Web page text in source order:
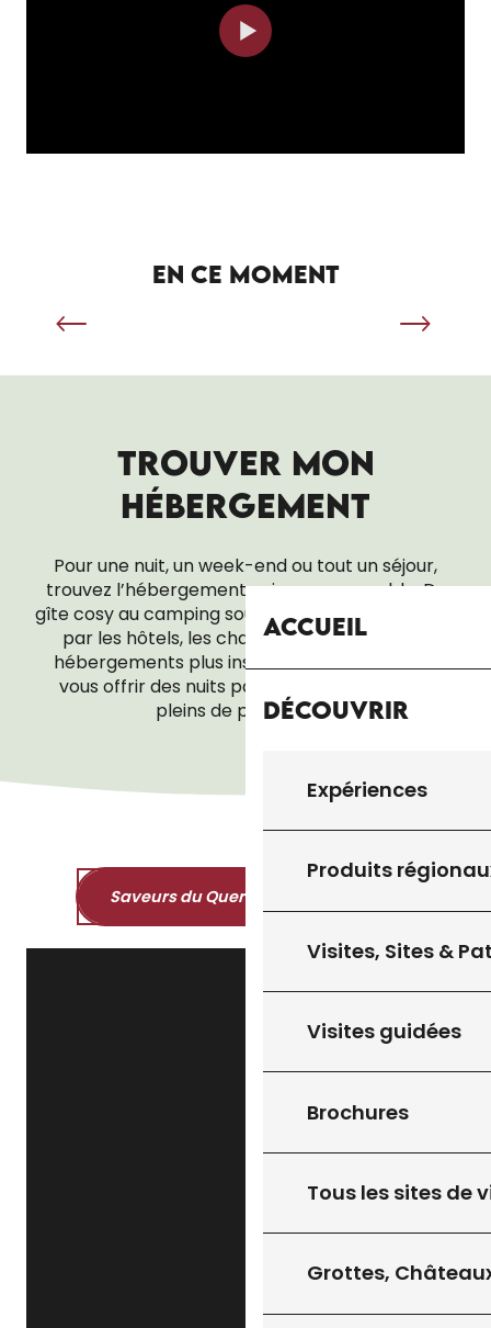
Accueil
Découvrir
Expériences
Produits
Visites, Sites &
Visites guidées
Brochures
Tous les sites de
Grottes,
EN CE MOMENT
TROUVER MON
HÉBERGEMENT
Pour une nuit, un week-end ou tout un séjour,
trouvez l’hébergement qui vous ressemble. Du
gîte cosy au camping sous les étoiles, en passant
par les hôtels, les chambres d’hôtes ou les
hébergements plus insolites, tout est là pour
vous offrir des nuits paisibles… et des réveils
pleins de promesses.
Saveurs du Quercy et du Périgord